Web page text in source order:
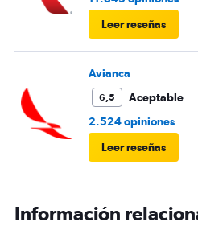
Leer reseñas
Avianca
6,5
Aceptable
2.524 opiniones
Leer reseñas
Información